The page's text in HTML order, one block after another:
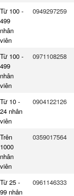
Từ 100 -
499
nhân
viên
0949297259
Từ 100 -
499
nhân
viên
0971108258
Từ 10 -
24 nhân
viên
0904122126
Trên
1000
nhân
viên
0359017564
Từ 25 -
99 nhân
0961146333